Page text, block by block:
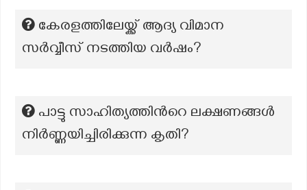
കേരളത്തിലേയ്ക്ക് ആദ്യ വിമാന
സർവ്വീസ് നടത്തിയ വർഷം?
പാട്ടു സാഹിത്യത്തിന്‍റെ ലക്ഷണങ്ങൾ
നിർണ്ണയിച്ചിരിക്കുന്ന കൃതി?